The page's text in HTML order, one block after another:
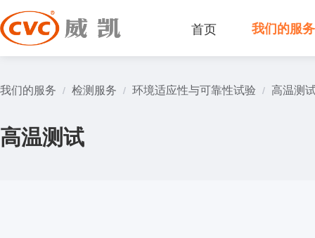
首页 我们的服务
我们的服务 / 检测服务 / 环境适应性与可靠性试验 / 高温测
高温测试